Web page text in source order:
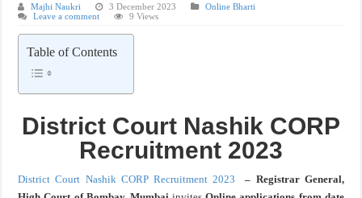
Majhi Naukri 3 December 2023
Online Bharti
Leave a comment
9 Views
Table of Contents
District Court Nashik CORP
Recruitment 2023
District Court Nashik CORP Recruitment 2023 – Registrar General,